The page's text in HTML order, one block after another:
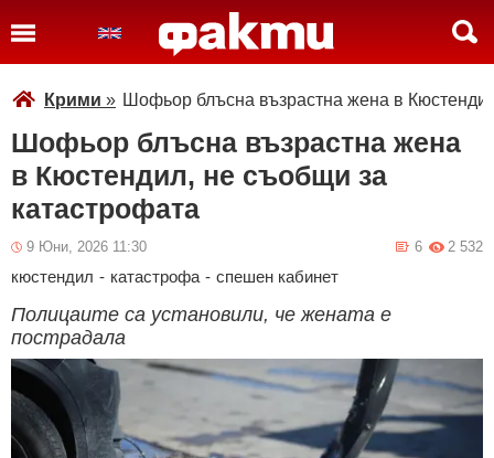
Крими » Шофьор блъсна възрастна жена в
Шофьор блъсна възрастна жена
в Кюстендил, не съобщи за
катастрофата
9 Юни, 2026 11:30 2 532
6
кюстендил - катастрофа - спешен кабинет
Полицаите са установили, че жената е
пострадала